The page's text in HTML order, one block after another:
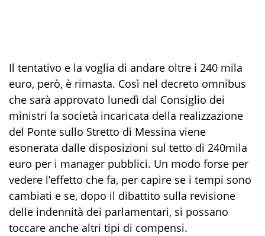
Il tentativo e la voglia di andare oltre i 240 mila
euro, però, è rimasta. Così nel decreto omnibus
che sarà approvato lunedì dal Consiglio dei
ministri la società incaricata della realizzazione
del Ponte sullo Stretto di Messina viene
esonerata dalle disposizioni sul tetto di 240mila
euro per i manager pubblici. Un modo forse per
vedere l’effetto che fa, per capire se i tempi sono
cambiati e se, dopo il dibattito sulla revisione
delle indennità dei parlamentari, si possano
toccare anche altri tipi di compensi.